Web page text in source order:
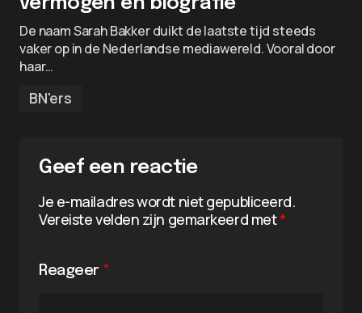
De naam Sarah Bakker duikt de laatste tijd steeds
vaker op in de Nederlandse mediawereld. Vooral door
haar…
BN'ers
Geef een reactie
Je e-mailadres wordt niet gepubliceerd.
Vereiste velden zijn gemarkeerd met*
Reageer *